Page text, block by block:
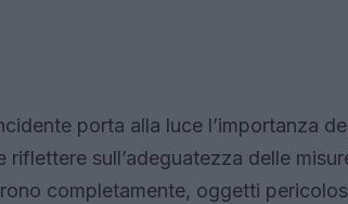
porta alla luce l’importanza
riflettere sull’adeguatezza delle
completamente, oggetti